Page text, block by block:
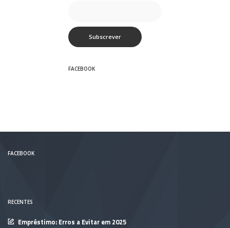
FACEBOOK
FACEBOOK
RECENTES
Empréstimo: Erros a Evitar em 2025